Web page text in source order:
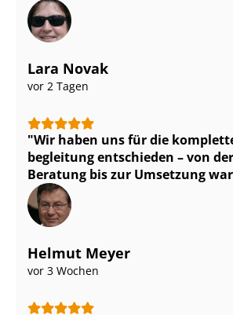
Lara Novak
vor 2 Tagen
Wir haben uns für die
be­glei­tung entschieden – von
Beratung bis zur Umsetzung
Helmut Meyer
vor 3 Wochen